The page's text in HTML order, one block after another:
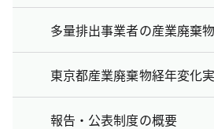
多量排出事業者の産業廃棄
東京都産業廃棄物経年変化
報告・公表制度の概要